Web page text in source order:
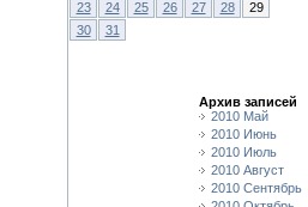
23
24 25 26 27 28
29
30
31
Архив записей
2010 Май
2010 Июнь
2010 Июль
2010 Август
2010 Сентябрь